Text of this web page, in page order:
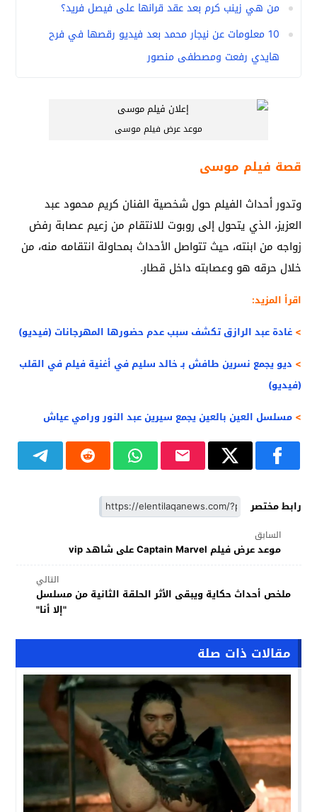
من هي زينب كرم بعد عقد قرانها على فيصل فريد؟
10 معلومات عن نيجار محمد بعد فيديو رقصها في فرح
هايدي رفعت ومصطفى منصور
موعد عرض فيلم موسى
قصة فيلم موسى
وتدور أحداث الفيلم حول شخصية الفنان كريم محمود عبد
العزيز، الذي يتحول إلى روبوت للانتقام من زعيم عصابة رفض
زواجه من ابنته، حيث تتواصل الأحداث بمحاولة انتقامه منه، من
خلال حرقه هو وعصابته داخل قطار.
اقرأ المزيد:
>غادة عبد الرازق تكشف سبب عدم حضورها المهرجانات (فيديو)
> ديو يجمع نسرين طافش بـ خالد سليم في أغنية فيلم في القلب
(فيديو)
>مسلسل العين بالعين يجمع سيرين عبد النور ورامي عياش
رابط مختصر
السابق
موعد عرض فيلم Captain Marvel على شاهد vip
التالي
ملخص أحداث حكاية ويبقى الأثر الحلقة الثانية من مسلسل
"إلا أنا"
مقالات ذات صلة